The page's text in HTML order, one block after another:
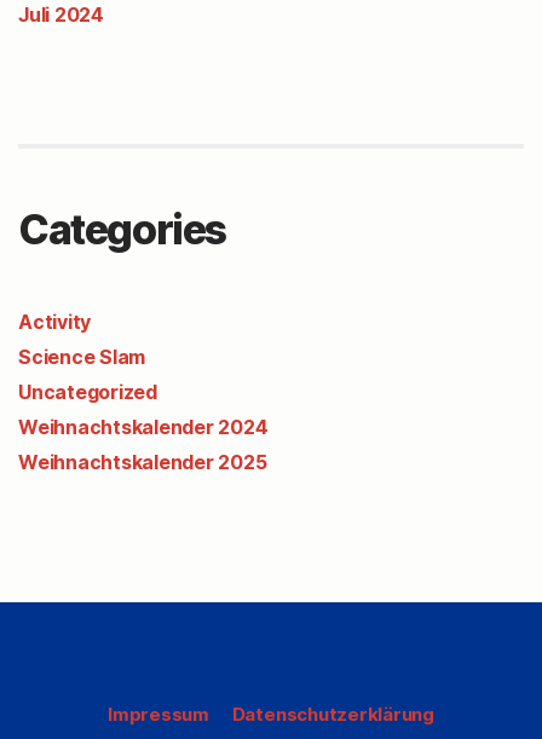
Juli 2024
Categories
Activity
Science Slam
Uncategorized
Weihnachtskalender 2024
Weihnachtskalender 2025
Impressum Datenschutzerklärung